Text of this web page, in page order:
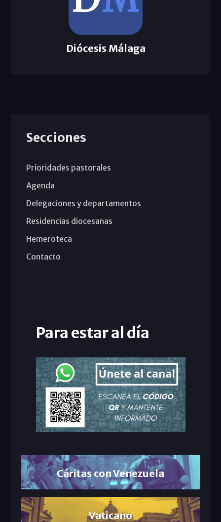
Diócesis Málaga
Secciones
Prioridades pastorales
Agenda
Delegaciones y departamentos
Residencias diocesanas
Hemeroteca
Contacto
Para estar al día
Cáritas con Venezuela
Vaticano